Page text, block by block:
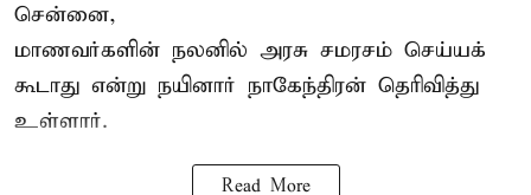
சென்னை,
மாணவர்களின் நலனில் அரசு சமரசம் செய்யக்
கூடாது என்று நயினார் நாகேந்திரன் தெரிவித்து
உள்ளார்.
Read More